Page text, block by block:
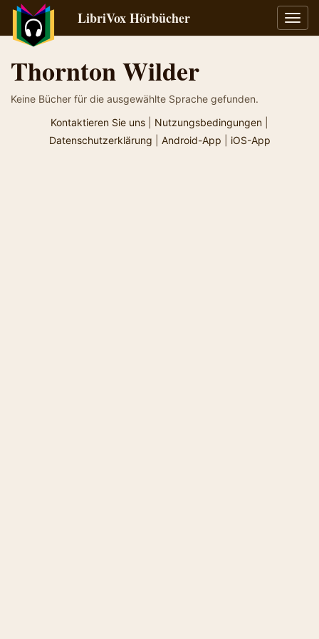
LibriVox Hörbücher
Thornton Wilder
Keine Bücher für die ausgewählte Sprache gefunden.
Kontaktieren Sie uns
Nutzungsbedingungen
Datenschutzerklärung
Android-App iOS-App